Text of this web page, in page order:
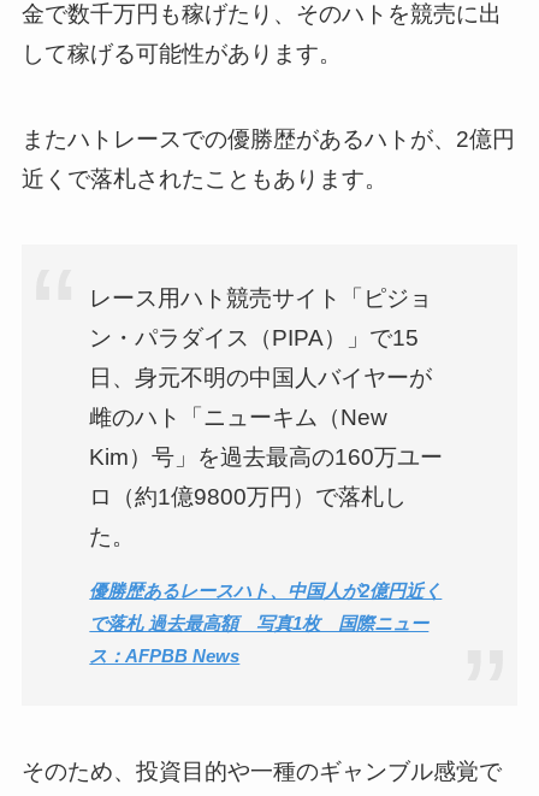
金で数千万円も稼げたり、そのハトを競売に出
して稼げる可能性があります。
またハトレースでの優勝歴があるハトが、2億円
近くで落札されたこともあります。
レース用ハト競売サイト「ピジョ
ン・パラダイス（PIPA）」で15
日、身元不明の中国人バイヤーが
雌のハト「ニューキム（New
Kim）号」を過去最高の160万ユー
ロ（約1億9800万円）で落札し
た。
優勝歴あるレースハト、中国人が2億円近く
で落札 過去最高額 写真1枚 国際ニュー
ス：AFPBB News
そのため、投資目的や一種のギャンブル感覚で